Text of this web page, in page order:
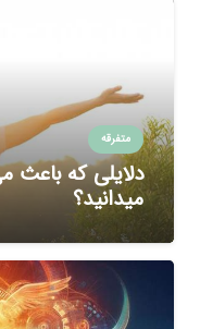
متفرقه
دلایلی که باعث
میدانید؟